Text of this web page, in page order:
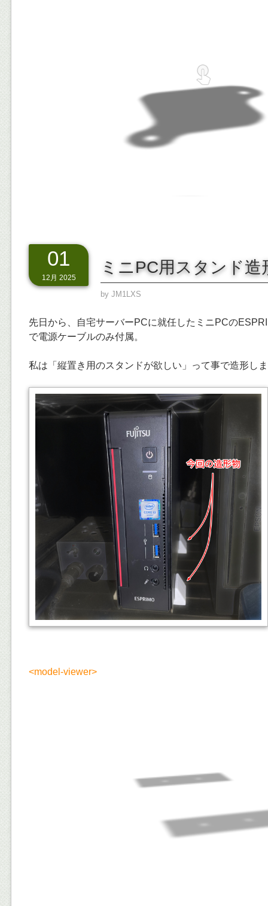
01
12月 2025
ミニPC用スタンド造
by JM1LXS
先日から、自宅サーバーPCに就任したミニPCの
で電源ケーブルのみ付属。
私は「縦置き用のスタンドが欲しい」って事で造形し
<model-viewer>